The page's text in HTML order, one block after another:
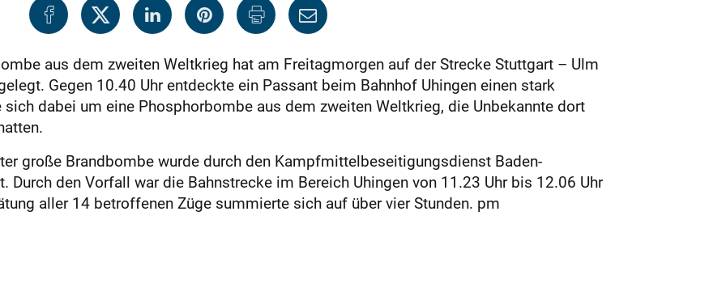
aus dem zweiten Weltkrieg hat am Freitagmorgen auf der Strecke Stuttgart – Ulm
Gegen 10.40 Uhr entdeckte ein Passant beim Bahnhof Uhingen einen stark
sich dabei um eine Phosphorbombe aus dem zweiten Weltkrieg, die Unbekannte dort
große Brandbombe wurde durch den Kampfmittelbeseitigungsdienst Baden-
den Vorfall war die Bahnstrecke im Bereich Uhingen von 11.23 Uhr bis 12.06 Uhr
aller 14 betroffenen Züge summierte sich auf über vier Stunden. pm